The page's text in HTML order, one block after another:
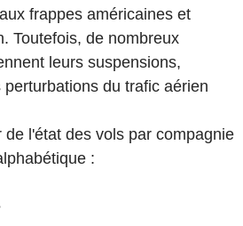
frappes américaines et
Toutefois, de nombreux
leurs suspensions,
du trafic aérien
de l'état des vols par compagnie
: